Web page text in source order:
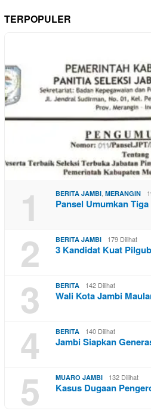
TERPOPULER
1 BERITA JAMBI, MERANGIN
Pansel Umumkan
2 BERITA JAMBI 179 Dilihat
3 Kandidat Kuat
3 BERITA 142 Dilihat
Wali Kota Jambi
4 BERITA 140 Dilihat
Jambi Siapkan
5 MUARO JAMBI 132 Dilihat
Kasus Dugaan